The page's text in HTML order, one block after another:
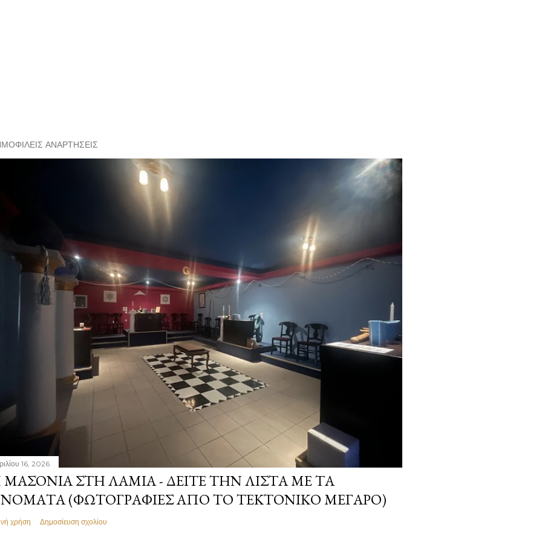
ΑΝΑΡΤΉΣΕΙΣ
16, 2026
ΣΤΗ ΛΑΜΊΑ - ΔΕΊΤΕ ΤΗΝ ΛΊΣΤΑ ΜΕ ΤΑ
(ΦΩΤΟΓΡΑΦΊΕΣ ΑΠΌ ΤΟ ΤΕΚΤΟΝΙΚΌ ΜΈΓΑΡΟ)
χρήση Δημοσίευση σχολίου